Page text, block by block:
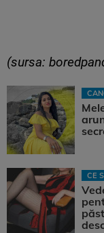
(sursa:
CE